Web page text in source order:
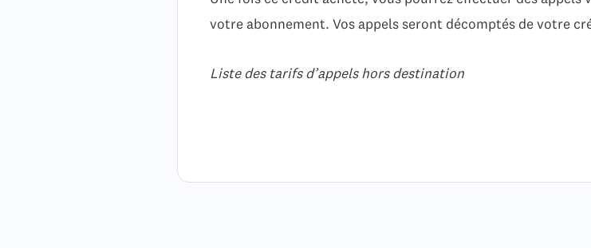
votre abonnement. Vos appels seront décomptés de votre
Liste des tarifs d’appels hors destination